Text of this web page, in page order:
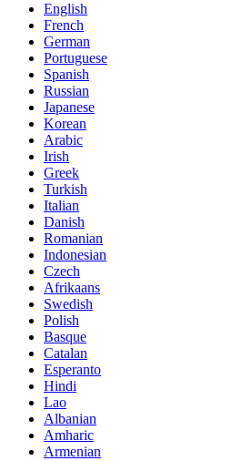
English
French
German
Portuguese
Spanish
Russian
Japanese
Korean
Arabic
Irish
Greek
Turkish
Italian
Danish
Romanian
Indonesian
Czech
Afrikaans
Swedish
Polish
Basque
Catalan
Esperanto
Hindi
Lao
Albanian
Amharic
Armenian